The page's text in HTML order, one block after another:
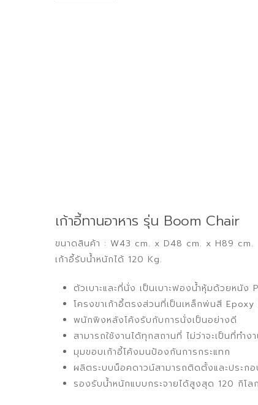
เก้าอี้ทานอาหาร รุ่น Boom Chair
ขนาดสินค้า : W43 cm. x D48 cm. x H89 cm.
เก้าอี้รับน้ำหนักได้ 120 Kg.
ตัวเบาะและที่นั่ง เป็นเบาะฟองน้ำหุ้มด้วยหนัง
โครงขาเก้าอี้ตรงส่วนที่เป็นเหล็กพ่นสี
พนักพิงหลังโค้งรับกับการนั่งเป็นอย่างดี
สามารถใช้งานได้ทุกสถานที่ ไม่ว่าจะเป็นที่ท
มุมขอบเก้าอี้โค้งมนป้องกันการกระแทก
ผลิตระบบน็อคดาวน์สามารถติดตั้งและประก
รองรับน้ำหนักแบบกระจายได้สูงสุด 120 กิโล